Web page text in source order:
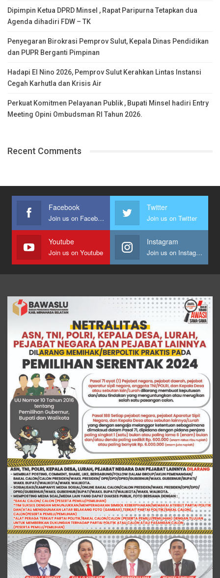
Dipimpin Ketua DPRD Minsel , Rapat Paripurna Tetapkan dua
Agenda dihadiri FDW – TK
Penyegaran Birokrasi Pemprov Sulut, Kepala Dinas Pendidikan
dan PUPR Berganti Pimpinan
Hadapi El Nino 2026, Pemprov Sulut Kerahkan Lintas Instansi
Cegah Karhutla dan Krisis Air
Perkuat Komitmen Pelayanan Publik , Bupati Minsel hadiri Entry
Meeting Opini Ombudsman RI Tahun 2026.
Recent Comments
Facebook
Join us on Facebook
Twitter
Join us on Twitter
Youtube
Join us on Youtube
Instagram
Join us on Instagram